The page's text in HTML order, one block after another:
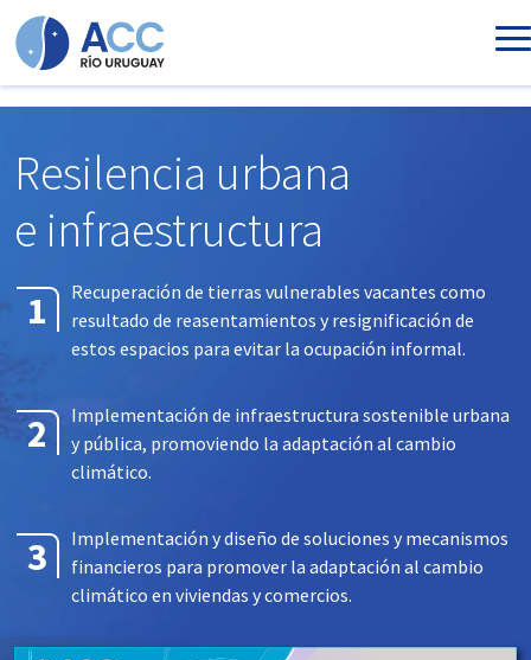
Ir al contenido principal
Resilencia urbana
e infraestructura
Recuperación de tierras vulnerables vacantes como
resultado de reasentamientos y resignificación de
estos espacios para evitar la ocupación informal.
Implementación de infraestructura sostenible urbana
y pública, promoviendo la adaptación al cambio
climático.
Implementación y diseño de soluciones y mecanismos
financieros para promover la adaptación al cambio
climático en viviendas y comercios.